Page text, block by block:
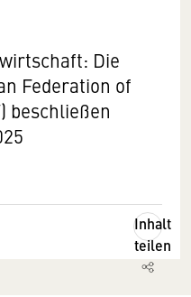
Die
Federation of
beschließen
Inhalt
teilen